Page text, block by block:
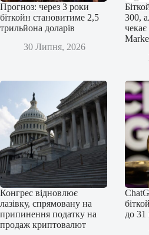
Прогноз: через 3 роки
біткойн становитиме 2,5
трильйона доларів
30 Липня, 2026
300,
Конгрес відновлює
лазівку, спрямовану на
припинення податку на
продаж криптовалют
до 31